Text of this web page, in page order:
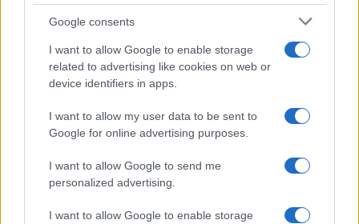
Google consents
I want to allow Google to enable storage
related to advertising like cookies on web or
device identifiers in apps.
I want to allow my user data to be sent to
Google for online advertising purposes.
I want to allow Google to send me
personalized advertising.
I want to allow Google to enable storage
állapota rosszra fordult: a hónap végén egy bázeli
szállodában hunyt el. Fritz Haber és Clara Immerwahr fia,
Hermann is menekülni kényszerült előbb Németországból,
majd Franciaországból, végül az Egyesült Államokba
Chicagóban azután vett be halálos mennyiségű ciánt, miután
megtudta, hogy a klórgáz hatásainak ellenszerére irányuló
kutatását leállítják, mert az atombomba-kutatások
elsőbbséget élveznek.